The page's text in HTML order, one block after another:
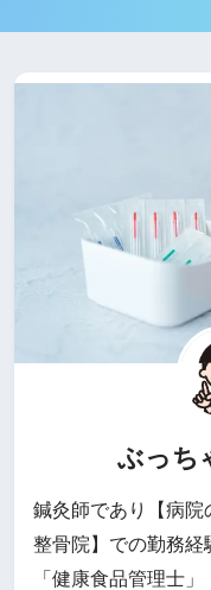
ぶっち
鍼灸師であり【病院
整骨院】での勤務経
「健康食品管理士